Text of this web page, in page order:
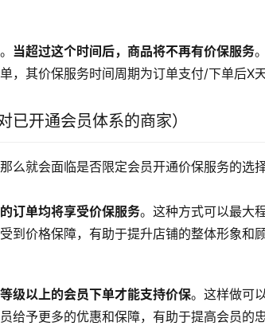
当超过这个时间后，商品将不再有价保服务
，其价保服务时间周期为订单支付/下单后X天
已开通会员体系的商家）
么就会面临是否限定会员开通价保服务的选择
订单均将享受价保服务。这种方式可以最大
到价格保障，有助于提升店铺的整体形象和顾
级以上的会员下单才能支持价保。这样做可
给予更多的优惠和保障，有助于提高会员的